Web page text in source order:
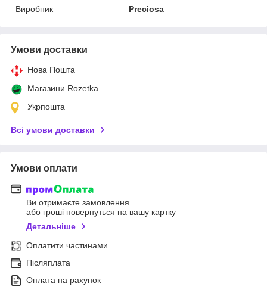
Виробник
Preciosa
Умови доставки
Нова Пошта
Магазини Rozetka
Укрпошта
Всі умови доставки
Умови оплати
Ви отримаєте замовлення
або гроші повернуться на вашу картку
Детальніше
Оплатити частинами
Післяплата
Оплата на рахунок